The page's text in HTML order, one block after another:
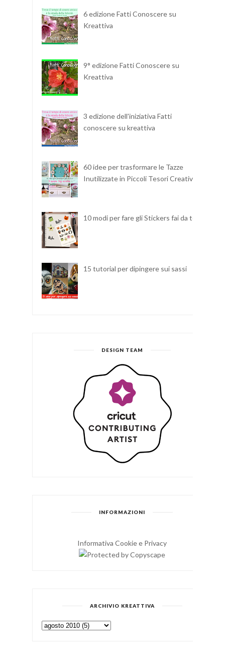
6 edizione Fatti Conoscere su
Kreattiva
9° edizione Fatti Conoscere su
Kreattiva
3 edizione dell'iniziativa Fatti
conoscere su kreattiva
60 idee per trasformare le Tazze
Inutilizzate in Piccoli Tesori Creativi
10 modi per fare gli Stickers fai da te
15 tutorial per dipingere sui sassi
DESIGN TEAM
INFORMAZIONI
Informativa Cookie e Privacy
ARCHIVIO KREATTIVA